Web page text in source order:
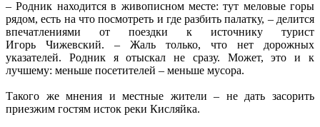
– Родник находится в живописном месте: тут меловые горы
рядом, есть на что посмотреть и где разбить палатку, – делится
впечатлениями от поездки к источнику турист
Игорь Чижевский. – Жаль только, что нет дорожных
указателей. Родник я отыскал не сразу. Может, это и к
лучшему: меньше посетителей – меньше мусора.
Такого же мнения и местные жители – не дать засорить
приезжим гостям исток реки Кисляйка.